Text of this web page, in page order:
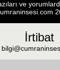
ve
İrtibat